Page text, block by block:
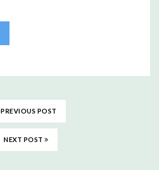
PREVIOUS POST
NEXT POST